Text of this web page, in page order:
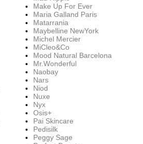
Make Up For Ever
Maria Galland Paris
Matarrania
Maybelline NewYork
Michel Mercier
MiCleo&Co
Mood Natural Barcelona
Mr.Wonderful
Naobay
Nars
Niod
Nuxe
Nyx
Osis+
Pai Skincare
Pedisilk
Peggy Sage